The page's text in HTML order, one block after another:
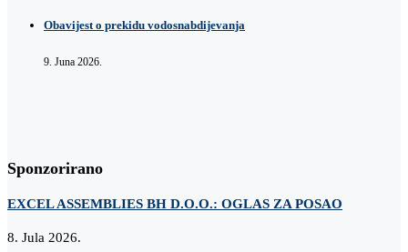
Obavijest o prekidu vodosnabdijevanja
9. Juna 2026.
Sponzorirano
EXCEL ASSEMBLIES BH D.O.O.: OGLAS ZA POSAO
8. Jula 2026.